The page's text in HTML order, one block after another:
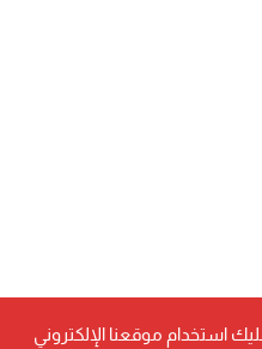
استخدام موقعنا الإلكتروني